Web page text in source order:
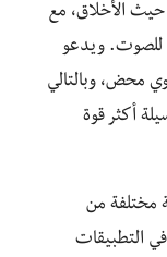
الأخلاق، مع
للصوت. ويدعو
شفوي محض، وبالتالي
أكثر قوة
مختلفة من
التطبيقات